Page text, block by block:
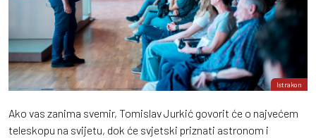
Istrakon
Ako vas zanima svemir, Tomislav Jurkić govorit će o najvećem
teleskopu na svijetu, dok će svjetski priznati astronom i